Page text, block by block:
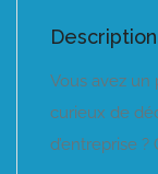
Vous avez
curieux de
d’entreprise